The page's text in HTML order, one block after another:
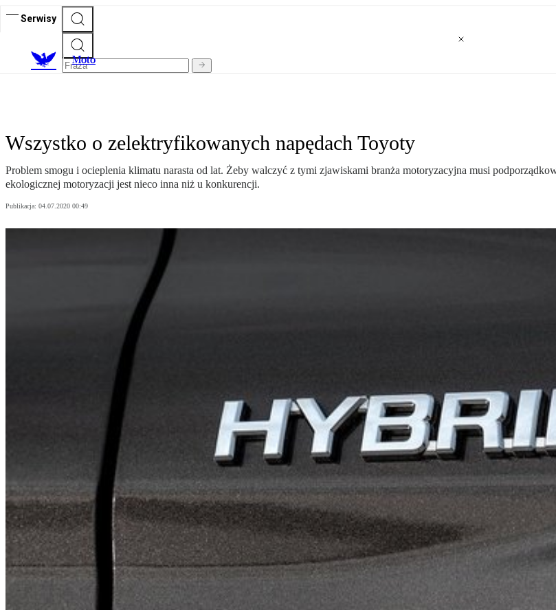
Serwisy
Moto
Wszystko o zelektryfikowanych napędach Toyoty
Problem smogu i ocieplenia klimatu narasta od lat. Żeby walczyć z tymi zjawiskami branża motoryzacyjna musi
ekologicznej motoryzacji jest nieco inna niż u konkurencji.
Publikacja: 04.07.2020 00:49